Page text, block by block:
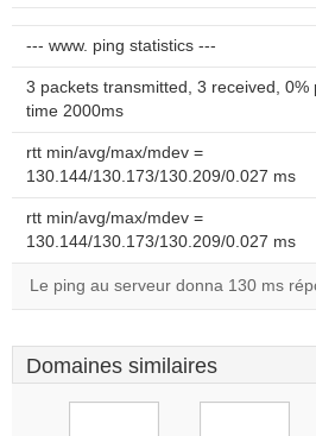
--- www. ping statistics ---
3 packets transmitted, 3 received, 0%
time 2000ms
rtt min/avg/max/mdev =
130.144/130.173/130.209/0.027 ms
rtt min/avg/max/mdev =
130.144/130.173/130.209/0.027 ms
Le ping au serveur donna 130 ms
Domaines similaires